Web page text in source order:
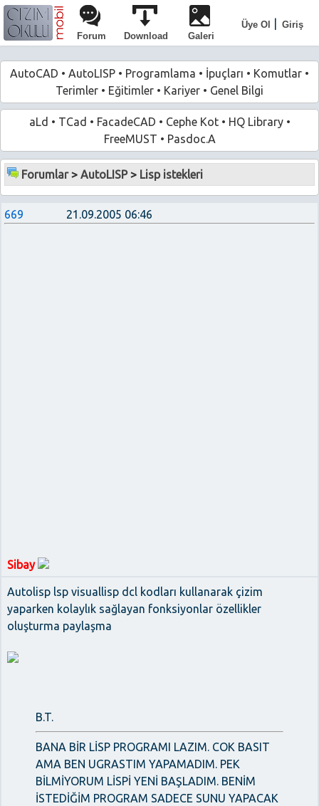
Üye Ol
Giriş
Forum
Download Galeri
AutoCAD • AutoLISP • Programlama • İpuçları • Komutlar •
Terimler • Eğitimler • Kariyer • Genel Bilgi
aLd • TCad • FacadeCAD • Cephe Kot• HQ Library•
FreeMUST • Pasdoc.A
Forumlar>AutoLISP> Lisp istekleri
669 21.09.2005 06:46
Sibay
Autolisp lsp visuallisp dcl kodları kullanarak çizim
yaparken kolaylık sağlayan fonksiyonlar özellikler
oluşturma paylaşma
B.T.
BANA BİR LİSP PROGRAMI LAZIM. COK BASIT
AMA BEN UGRASTIM YAPAMADIM. PEK
BİLMİYORUM LİSPİ YENİ BAŞLADIM. BENİM
İSTEDİĞİM PROGRAM SADECE SUNU YAPACAK